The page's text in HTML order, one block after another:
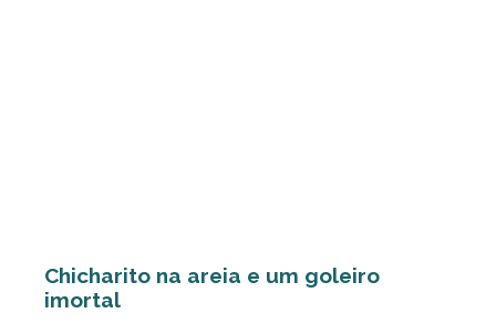
Chicharito na areia e um goleiro
imortal